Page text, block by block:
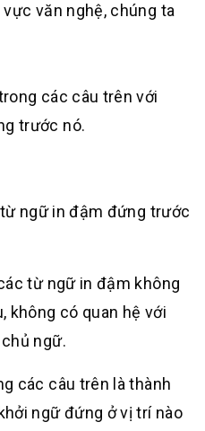
văn nghệ, chúng ta
các câu trên với
trước nó.
ngữ in đậm đứng trước
từ ngữ in đậm không
không có quan hệ với
ngữ.
các câu trên là thành
ngữ đứng ở vị trí nào